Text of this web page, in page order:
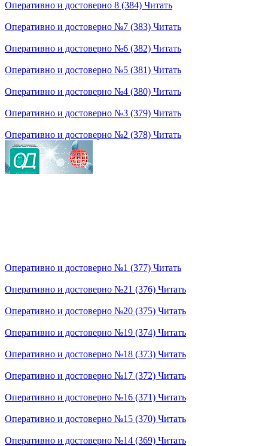
Оперативно и достоверно 8 (384) Читать
Оперативно и достоверно №7 (383) Читать
Оперативно и достоверно №6 (382) Читать
Оперативно и достоверно №5 (381) Читать
Оперативно и достоверно №4 (380) Читать
Оперативно и достоверно №3 (379) Читать
Оперативно и достоверно №2 (378) Читать
Оперативно и достоверно №1 (377) Читать
Оперативно и достоверно №21 (376) Читать
Оперативно и достоверно №20 (375) Читать
Оперативно и достоверно №19 (374) Читать
Оперативно и достоверно №18 (373) Читать
Оперативно и достоверно №17 (372) Читать
Оперативно и достоверно №16 (371) Читать
Оперативно и достоверно №15 (370) Читать
Оперативно и достоверно №14 (369) Читать